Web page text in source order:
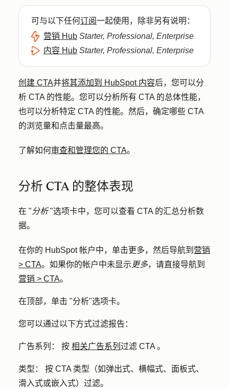
可与以下任何订阅一起使用，除非另有说明：
营销 Hub Starter, Professional, Enterprise
内容 Hub Starter, Professional, Enterprise
创建 CTA并将其添加到 HubSpot 内容后，您可以分
析 CTA 的性能。您可以分析所有 CTA 的总体性能，
也可以分析特定 CTA 的性能。然后，确定哪些 CTA
的浏览量和点击量最高。
了解如何审查和管理您的 CTA。
分析 CTA 的整体表现
在 "分析"选项卡中，您可以查看 CTA 的汇总分析数
据。
在你的 HubSpot 帐户中，单击更多，然后导航到 营销
> CTA。如果你的帐户中未显示 更多，请直接导航到
营销 > CTA。
在顶部，单击 "分析"选项卡。
您可以通过以下方式过滤报告：
广告系列： 按 相关广告系列 过滤 CTA 。
类型： 按 CTA 类型（如弹出式、横幅式、面板式、
滑入式或嵌入式）过滤。